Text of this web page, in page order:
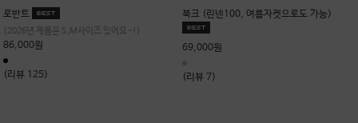
로반트
(2026년 제품은 S,M사이즈 있어요~!)
86,000원
(리뷰 125)
북크 (린넨100, 여름자켓으로도 가능)
69,000원
(리뷰 7)